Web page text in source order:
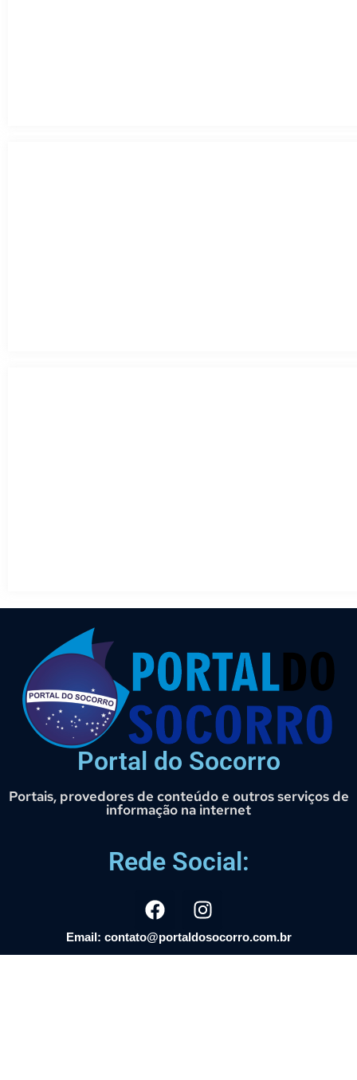
Portal do Socorro
Portais, provedores de conteúdo e outros serviços de
informação na internet
Rede Social:
Email: contato@portaldosocorro.com.br